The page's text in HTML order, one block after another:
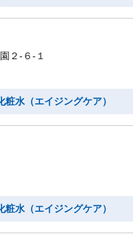
２-６-１
水（エイジングケア）
水（エイジングケア）